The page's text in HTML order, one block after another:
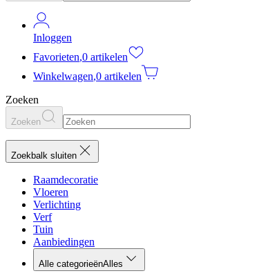
Inloggen
Favorieten,0 artikelen
Winkelwagen,0 artikelen
Zoeken
Zoeken
Zoekbalk sluiten
Raamdecoratie
Vloeren
Verlichting
Verf
Tuin
Aanbiedingen
Alle categorieënAlles